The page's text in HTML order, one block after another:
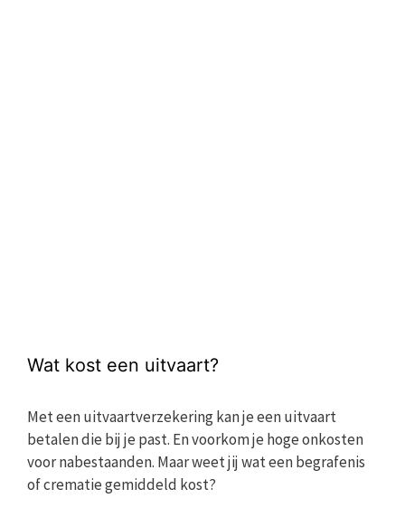
Wat kost een uitvaart?
Met een uitvaartverzekering kan je een uitvaart
betalen die bij je past. En voorkom je hoge onkosten
voor nabestaanden. Maar weet jij wat een begrafenis
of crematie gemiddeld kost?